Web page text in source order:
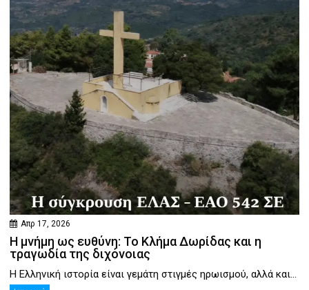
Απρ 17, 2026
Η μνήμη ως ευθύνη: Το Κλήμα Δωρίδας και η
τραγωδία της διχόνοιας
Η Ελληνική ιστορία είναι γεμάτη στιγμές ηρωισμού, αλλά και...